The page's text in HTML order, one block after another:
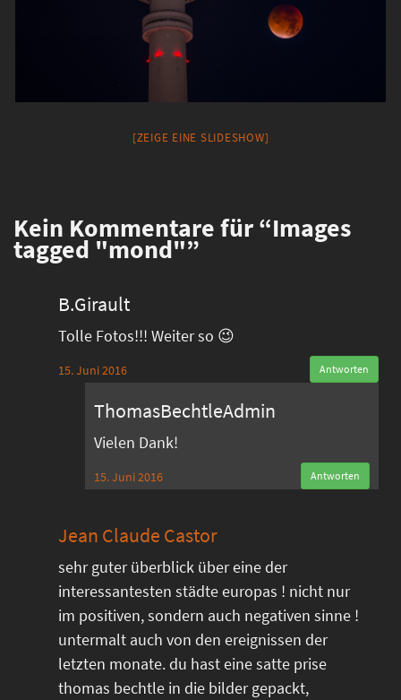
[ZEIGE EINE SLIDESHOW]
Kein Kommentare für “Images
tagged "mond"”
B.Girault
Tolle Fotos!!! Weiter so 😉
15. Juni 2016 Antworten
ThomasBechtleAdmin
Vielen Dank!
15. Juni 2016 Antworten
Jean Claude Castor
sehr guter überblick über eine der
interessantesten städte europas ! nicht nur
im positiven, sondern auch negativen sinne !
untermalt auch von den ereignissen der
letzten monate. du hast eine satte prise
thomas bechtle in die bilder gepackt,